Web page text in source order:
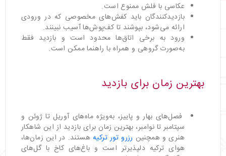
عکاسی با فلش ممنوع است.
بازدیدکنندگان باید کفش‌های مخصوصی که در ورودی
ارائه می‌شود، بپوشند تا کف‌پوش‌ها آسیب نبینند.
ورود به برخی اتاق‌ها محدود است و بازدید فقط
به‌صورت گروهی و همراه با راهنما ممکن است.
بهترین زمان برای بازدید
فصل‌های بهار و پاییز، به‌ویژه ماه‌های آوریل تا ژوئن و
سپتامبر تا نوامبر، بهترین زمان برای بازدید از این شاهکار
هنری و همچنین رزرو تور ترکیههستند. در این زمان‌ها،
هوای ترکیه دلپذیرتر است و باغ‌های کاخ با گل‌های